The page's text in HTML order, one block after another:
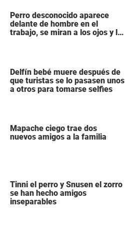
Perro desconocido aparece
delante de hombre en el
trabajo, se miran a los ojos y lo
Delfín bebé muere después de
que turistas se lo pasasen unos
a otros para tomarse selfies
Mapache ciego trae dos
nuevos amigos a la familia
Tinni el perro y Snusen el zorro
se han hecho amigos
inseparables